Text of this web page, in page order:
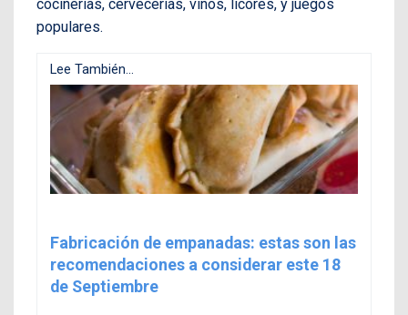
cocinerías, cervecerías, vinos, licores, y juegos
populares.
Lee También...
Fabricación de empanadas: estas son las
recomendaciones a considerar este 18
de Septiembre